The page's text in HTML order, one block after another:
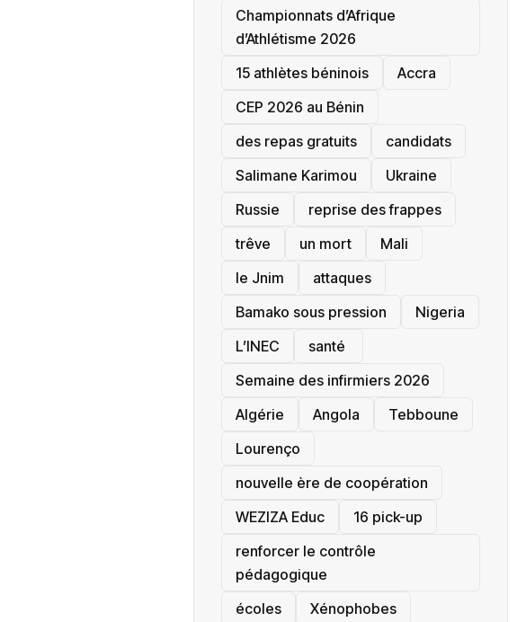
‎Championnats d’Afrique
d’Athlétisme 2026
15 athlètes béninois
Accra
‎CEP 2026 au Bénin
des repas gratuits
candidats
Salimane Karimou
Ukraine
Russie
reprise des frappes
trêve
un mort
Mali
le Jnim
attaques
Bamako sous pression
‎Nigeria
L’INEC
santé ‎
Semaine des infirmiers 2026
‎Algérie
Angola
Tebboune
Lourenço
nouvelle ère de coopération
‎WEZIZA Educ
16 pick-up
renforcer le contrôle
pédagogique
écoles
‎Xénophobes